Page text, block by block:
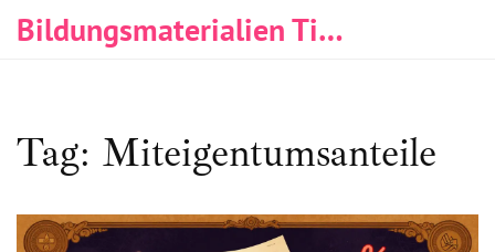
Bildungsmaterialien Tischlerei & Immobilien
Tag: Miteigentumsanteile